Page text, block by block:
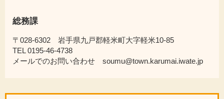
総務課
〒028-6302 岩手県九戸郡軽米町大字軽米10-85
TEL 0195-46-4738
メールでのお問い合わせ soumu@town.karumai.iwate.jp